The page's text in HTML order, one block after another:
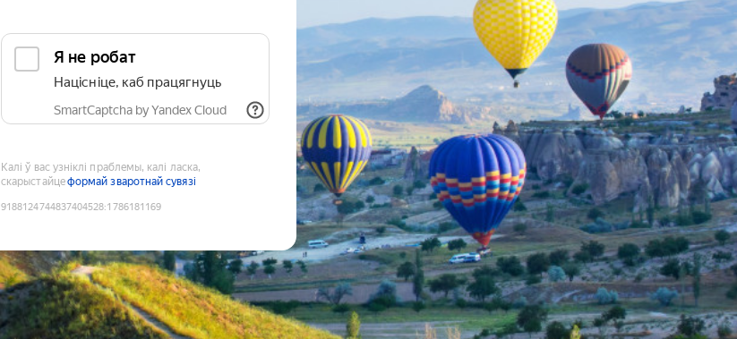
Я не робат
Націсніце, каб працягнуць
SmartCaptcha by Yandex Cloud
Калі ў вас узніклі праблемы, калі ласка,
скарыстайцеформай зваротнай сувязі
9188124744837404528:1786181169